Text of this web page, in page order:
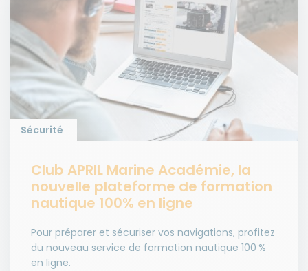
Sécurité
Club APRIL Marine Académie, la
nouvelle plateforme de formation
nautique 100% en ligne
Pour préparer et sécuriser vos navigations, profitez
du nouveau service de formation nautique 100 %
en ligne.